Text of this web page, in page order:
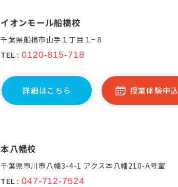
イオンモール船橋校
千葉県船橋市山手１丁目１−８
TEL : 0120-815-718
詳細はこちら 授業体験申込
本八幡校
千葉県市川市八幡3-4-1 アクス本八幡210-A号室
TEL : 047-712-7524